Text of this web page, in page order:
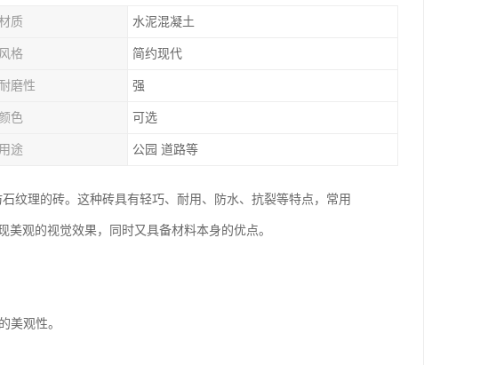
质 水泥混凝土
风格 简约现代
耐磨性 强
颜色 可选
用途 公园 道路等
纹理的砖。这种砖具有轻巧、耐用、防水、抗裂等特点，常用
观的视觉效果，同时又具备材料本身的优点。
美观性。